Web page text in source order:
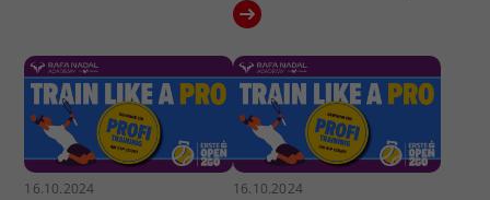
16.10.2024 16.10.2024